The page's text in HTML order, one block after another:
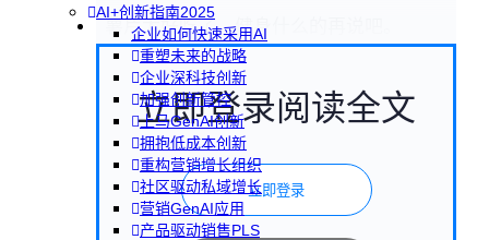
AI+创新指南2025
企业如何快速采用AI
重塑未来的战略
企业深科技创新
加强创新管控
上马GenAI创新
拥抱低成本创新
重构营销增长组织
社区驱动私域增长
营销GenAI应用
产品驱动销售PLS
薯片太好吃了，健身什么的再说吧。
立即登录阅读全文
立即登录